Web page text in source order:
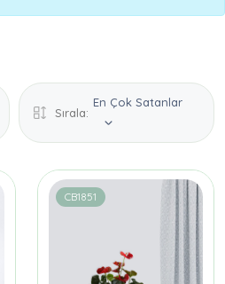
Sırala:
En Çok Satanlar
CB1851